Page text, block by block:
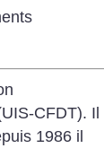
CFDT). Il
1986 il